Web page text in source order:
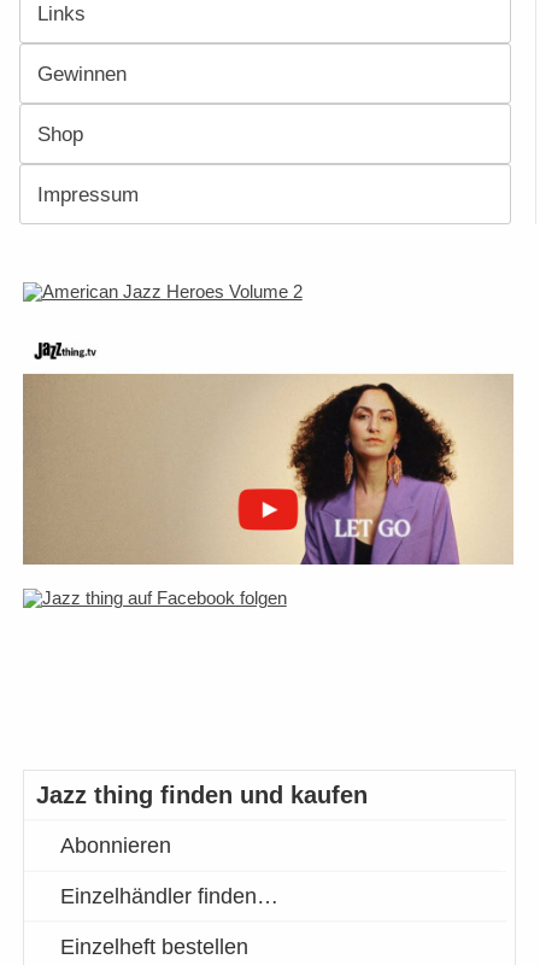
Links
Gewinnen
Shop
Impressum
Jazz thing finden und kaufen
Abonnieren
Einzelhändler finden…
Einzelheft bestellen